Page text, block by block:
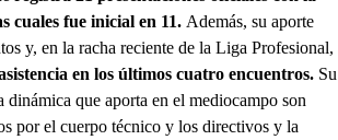
cuales fue inicial en 11. Además, su aporte
y, en la racha reciente de la Liga Profesional,
en los últimos cuatro encuentros. Su
dinámica que aporta en el mediocampo son
por el cuerpo técnico y los directivos y la